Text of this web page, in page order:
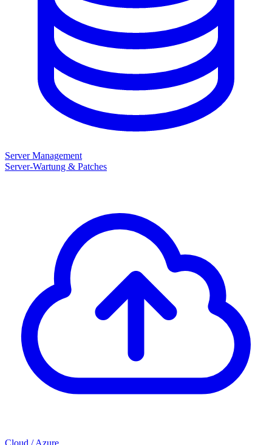
Server Management
Server-Wartung & Patches
Cloud / Azure